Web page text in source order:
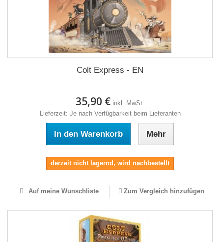
Colt Express - EN
35,90 € inkl. MwSt.
Lieferzeit: Je nach Verfügbarkeit beim Lieferanten
In den Warenkorb Mehr
derzeit nicht lagernd, wird nachbestellt
Auf meine Wunschliste Zum Vergleich hinzufügen